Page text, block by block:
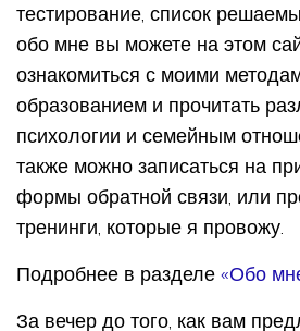
тестирование, список
обо мне вы можете на этом
ознакомиться с моими
образованием и прочитать
психологии и семейным
также можно записаться на
формы обратной связи, или
тренинги, которые я провожу.
Подробнее в разделе «Обо
За вечер до того, как вам